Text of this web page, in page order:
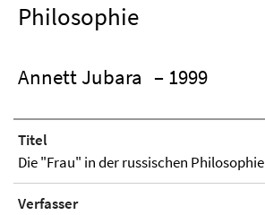
Philosophie
Annett Jubara – 1999
Titel
Die "Frau" in der russischen Philosophie
Verfasser